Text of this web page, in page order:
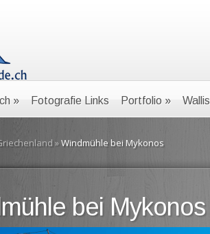
» Fotografie Links Portfolio » Wallis
»Windmühle bei Mykonos
bei Mykonos